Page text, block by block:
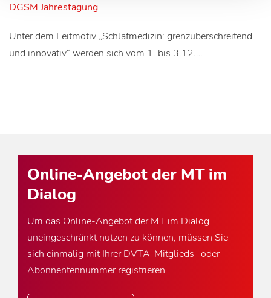
DGSM Jahrestagung
Unter dem Leitmotiv „Schlafmedizin: grenzüberschreitend
und innovativ“ werden sich vom 1. bis 3.12.…
Online-Angebot der MT im
Dialog
Um das Online-Angebot der MT im Dialog
uneingeschränkt nutzen zu können, müssen Sie
sich einmalig mit Ihrer DVTA-Mitglieds- oder
Abonnentennummer registrieren.